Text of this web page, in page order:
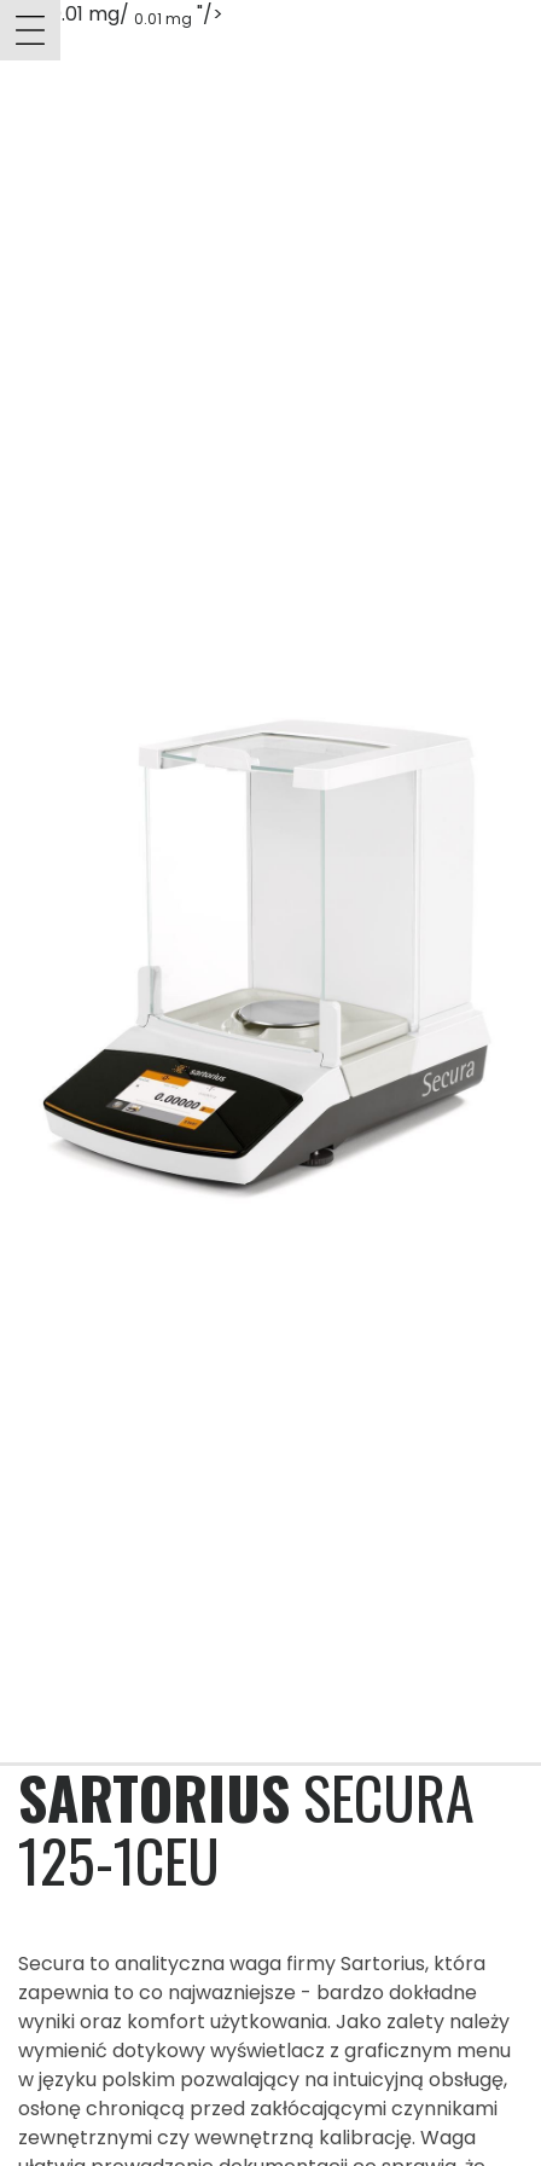
60 g, 0.01 mg/ 0.01 mg "/>
SARTORIUSSECURA
125-1CEU
Secura to analityczna waga firmy Sartorius, która
zapewnia to co najwazniejsze - bardzo dokładne
wyniki oraz komfort użytkowania. Jako zalety należy
wymienić dotykowy wyświetlacz z graficznym menu
w języku polskim pozwalający na intuicyjną obsługę,
osłonę chroniącą przed zakłócającymi czynnikami
zewnętrznymi czy wewnętrzną kalibrację. Waga